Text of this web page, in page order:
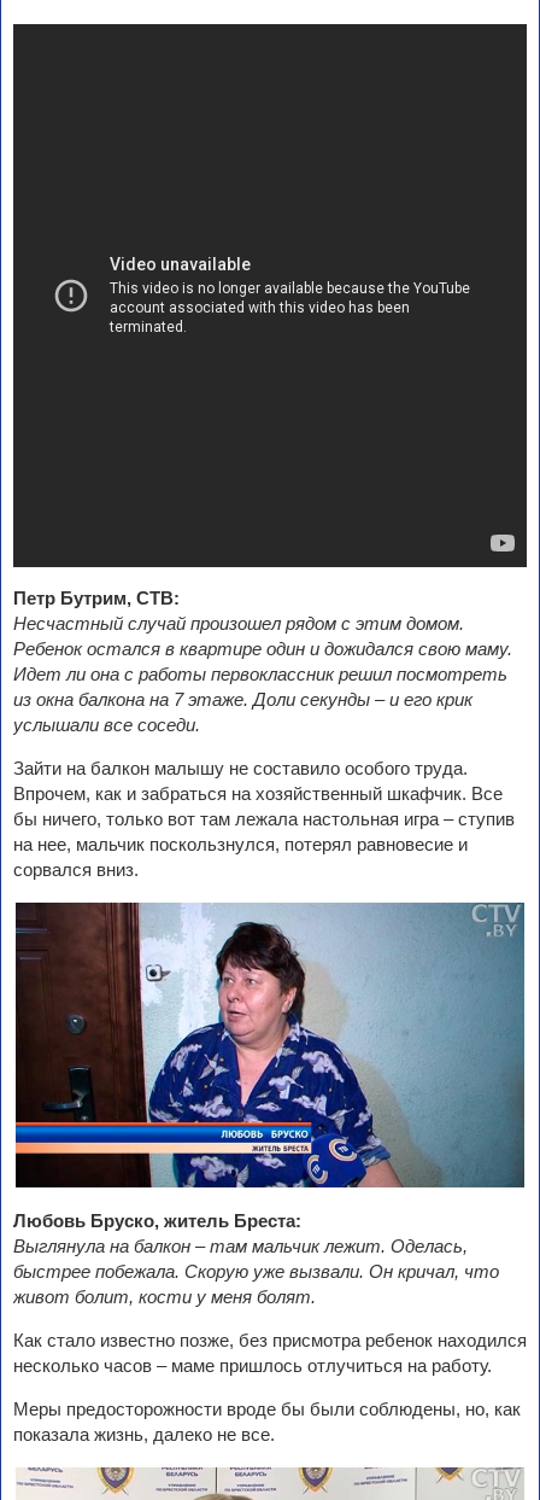
Петр Бутрим, СТВ:
Несчастный случай произошел рядом с этим домом.
Ребенок остался в квартире один и дожидался свою маму.
Идет ли она с работы первоклассник решил посмотреть
из окна балкона на 7 этаже. Доли секунды – и его крик
услышали все соседи.
Зайти на балкон малышу не составило особого труда.
Впрочем, как и забраться на хозяйственный шкафчик. Все
бы ничего, только вот там лежала настольная игра – ступив
на нее, мальчик поскользнулся, потерял равновесие и
сорвался вниз.
Любовь Бруско, житель Бреста:
Выглянула на балкон – там мальчик лежит. Оделась,
быстрее побежала. Скорую уже вызвали. Он кричал, что
живот болит, кости у меня болят.
Как стало известно позже, без присмотра ребенок находился
несколько часов – маме пришлось отлучиться на работу.
Меры предосторожности вроде бы были соблюдены, но, как
показала жизнь, далеко не все.